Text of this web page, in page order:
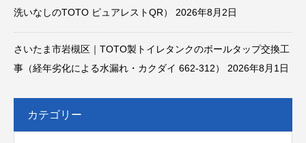
洗いなしのTOTO ピュアレストQR）
2026年8月2日
さいたま市岩槻区｜TOTO製トイレタンクのボールタップ交換工
事（経年劣化による水漏れ・カクダイ 662-312）
2026年8月1日
カテゴリー